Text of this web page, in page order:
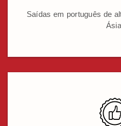
Saídas em português de